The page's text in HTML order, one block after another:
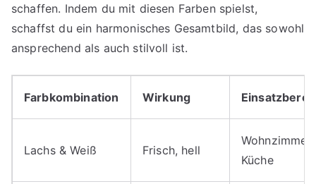
schaffen. Indem du mit diesen Farben spielst,
schaffst du ein harmonisches Gesamtbild, das sowohl
ansprechend als auch stilvoll ist.
Farbkombination Wirkung
Lachs & Weiß Frisch, hell
Wohnzimmer,
Küche